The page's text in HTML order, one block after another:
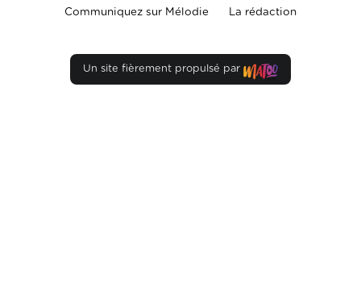
Communiquez sur Mélodie La rédaction
Un site fièrement propulsé par